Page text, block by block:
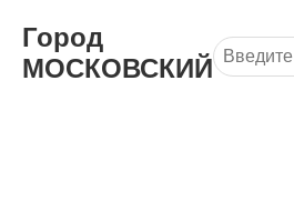
Город
МОСКОВСКИЙ